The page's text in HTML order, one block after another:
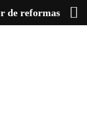
de reformas